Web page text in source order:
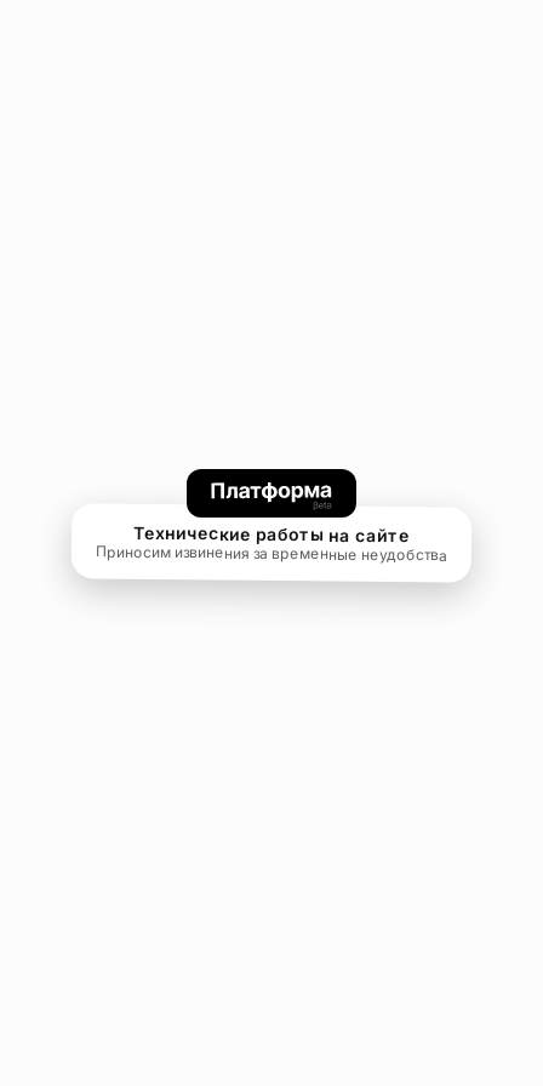
Технические работы на сайте
Приносим извинения за временные неудобства